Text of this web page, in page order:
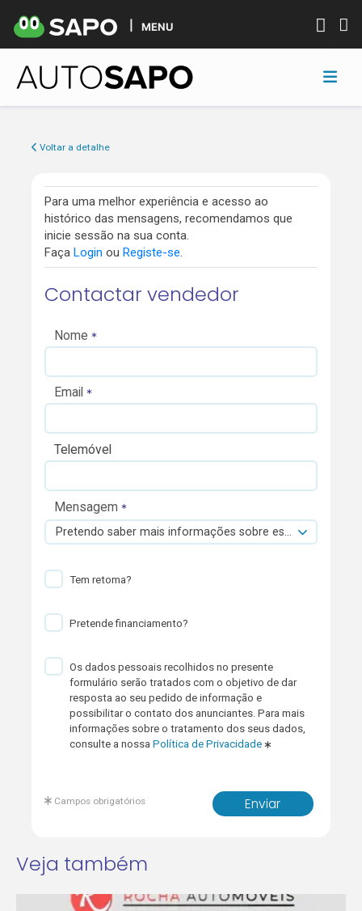
MENU
Voltar a detalhe
Para uma melhor experiência e acesso ao
histórico das mensagens, recomendamos que
inicie sessão na sua conta.
Faça Login ou Registe-se.
Contactar vendedor
Nome
Email
Telemóvel
Mensagem
Pretendo saber mais informações sobre esta viatura.
Tem retoma?
Pretende financiamento?
Os dados pessoais recolhidos no presente
formulário serão tratados com o objetivo de dar
resposta ao seu pedido de informação e
possibilitar o contato dos anunciantes. Para mais
informações sobre o tratamento dos seus dados,
consulte a nossaPolítica de Privacidade
Enviar
Campos obrigatórios
Veja também